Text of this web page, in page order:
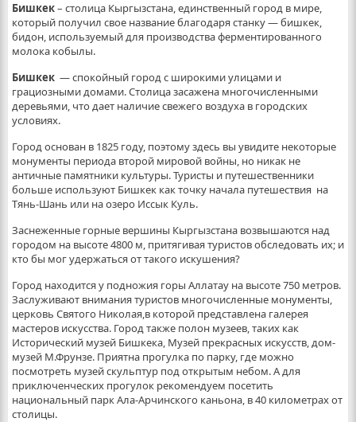
Бишкек– столица Кыргызстана, единственный город в мире,
который получил свое название благодаря станку — бишкек,
бидон, используемый для производства ферментированного
молока кобылы.
Бишкек — спокойный город с широкими улицами и
грациозными домами. Столица засажена многочисленными
деревьями, что дает наличие свежего воздуха в городских
условиях.
Город основан в 1825 году, поэтому здесь вы увидите некоторые
монументы периода второй мировой войны, но никак не
античные памятники культуры. Туристы и путешественники
больше используют Бишкек как точку начала путешествия на
Тянь-Шань или на озеро Иссык Куль.
Заснеженные горные вершины Кыргызстана возвышаются над
городом на высоте 4800 м, притягивая туристов обследовать их; и
кто бы мог удержаться от такого искушения?
Город находится у подножия горы Аллатау на высоте 750 метров.
Заслуживают внимания туристов многочисленные монументы,
церковь Святого Николая,в которой представлена галерея
мастеров искусства. Город также полон музеев, таких как
Исторический музей Бишкека, Музей прекрасных искусств, дом-
музей М.Фрунзе. Приятна прогулка по парку, где можно
посмотреть музей скульптур под открытым небом. А для
приключенческих прогулок рекомендуем посетить
национальный парк Ала-Арчинского каньона, в 40 километрах от
столицы.